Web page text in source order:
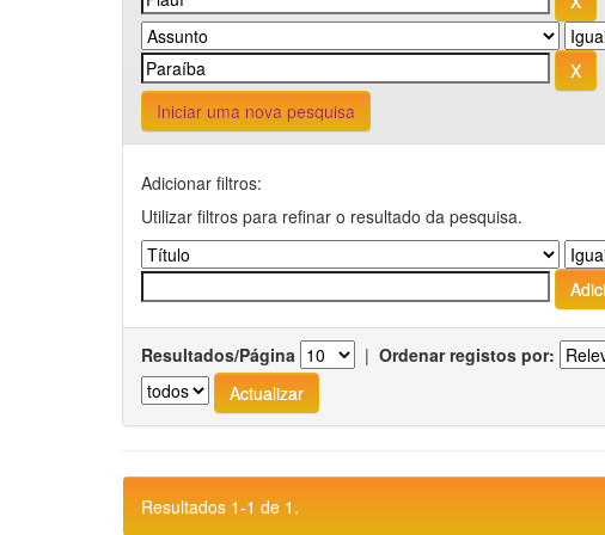
Iniciar uma nova pesquisa
Adicionar filtros:
Utilizar filtros para refinar o resultado da pesquisa.
Resultados/Página | Ordenar registos por:
Resultados 1-1 de 1.